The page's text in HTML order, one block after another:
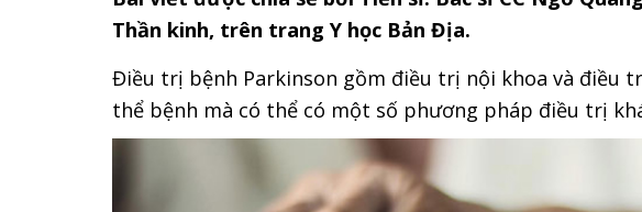
Thần kinh, trên trang Y học Bản Địa.
Điều trị bệnh Parkinson gồm điều trị nội khoa và điều
thể bệnh mà có thể có một số phương pháp điều trị